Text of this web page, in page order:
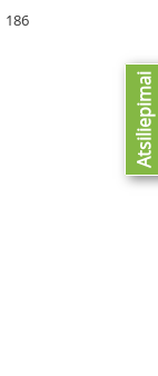
186
Atsiliepimai